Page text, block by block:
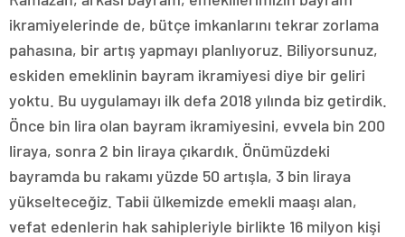
ikramiyelerinde de, bütçe imkanlarını tekrar zorlama
pahasına, bir artış yapmayı planlıyoruz. Biliyorsunuz,
eskiden emeklinin bayram ikramiyesi diye bir geliri
yoktu. Bu uygulamayı ilk defa 2018 yılında biz getirdik.
Önce bin lira olan bayram ikramiyesini, evvela bin 200
liraya, sonra 2 bin liraya çıkardık. Önümüzdeki
bayramda bu rakamı yüzde 50 artışla, 3 bin liraya
yükselteceğiz. Tabii ülkemizde emekli maaşı alan,
vefat edenlerin hak sahipleriyle birlikte 16 milyon kişi